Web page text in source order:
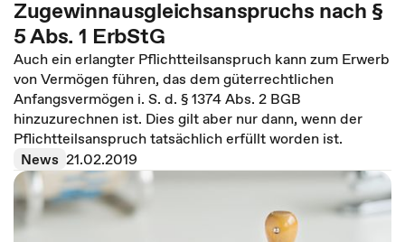
Zugewinnausgleichsanspruchs nach §
5 Abs. 1 ErbStG
Auch ein erlangter Pflichtteilsanspruch kann zum Erwerb
von Vermögen führen, das dem güterrechtlichen
Anfangsvermögen i. S. d. § 1374 Abs. 2 BGB
hinzuzurechnen ist. Dies gilt aber nur dann, wenn der
Pflichtteilsanspruch tatsächlich erfüllt worden ist.
News 21.02.2019